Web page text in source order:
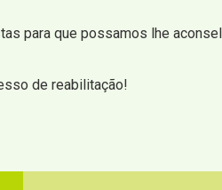
para que possamos lhe
de reabilitação!